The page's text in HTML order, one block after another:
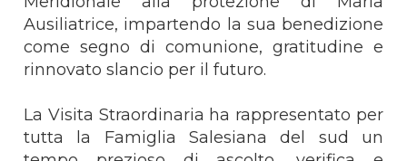
Ausiliatrice, impartendo la sua benedizione
come segno di comunione, gratitudine e
rinnovato slancio per il futuro.
La Visita Straordinaria ha rappresentato per
tutta la Famiglia Salesiana del sud un